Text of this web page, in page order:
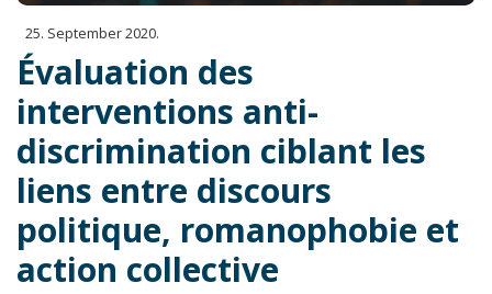
25. September 2020.
Évaluation des
interventions anti-
discrimination ciblant les
liens entre discours
politique, romanophobie et
action collective